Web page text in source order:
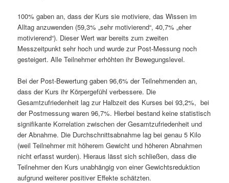
100% gaben an, dass der Kurs sie motiviere, das Wissen im
Alltag anzuwenden (59,3% „sehr motivierend“, 40,7% „eher
motivierend“). Dieser Wert war bereits zum zweiten
Messzeitpunkt sehr hoch und wurde zur Post-Messung noch
gesteigert. Alle Teilnehmer erhöhten ihr Bewegungslevel.
Bei der Post-Bewertung gaben 96,6% der Teilnehmenden an,
dass der Kurs ihr Körpergefühl verbessere. Die
Gesamtzufriedenheit lag zur Halbzeit des Kurses bei 93,2%, bei
der Postmessung waren 96,7%. Hierbei bestand keine statistisch
signifikante Korrelation zwischen der Gesamtzufriedenheit und
der Abnahme. Die Durchschnittsabnahme lag bei genau 5 Kilo
(weil Teilnehmer mit höherem Gewicht und höheren Abnahmen
nicht erfasst wurden). Hieraus lässt sich schließen, dass die
Teilnehmer den Kurs unabhängig von einer Gewichtsreduktion
aufgrund weiterer positiver Effekte schätzten.